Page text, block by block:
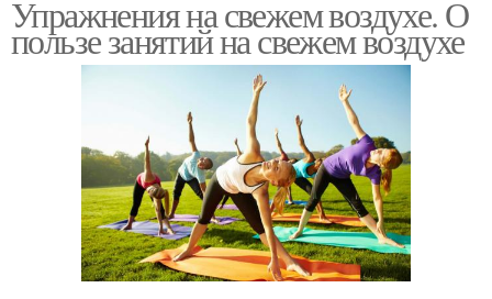
воздухе
Упражнения на свежем воздухе. О
пользе занятий на свежем воздухе